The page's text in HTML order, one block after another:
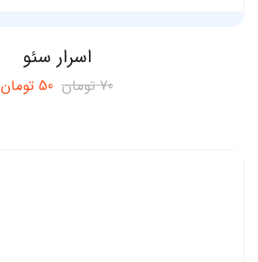
اسرار سئو
70 تومان 50 تومان